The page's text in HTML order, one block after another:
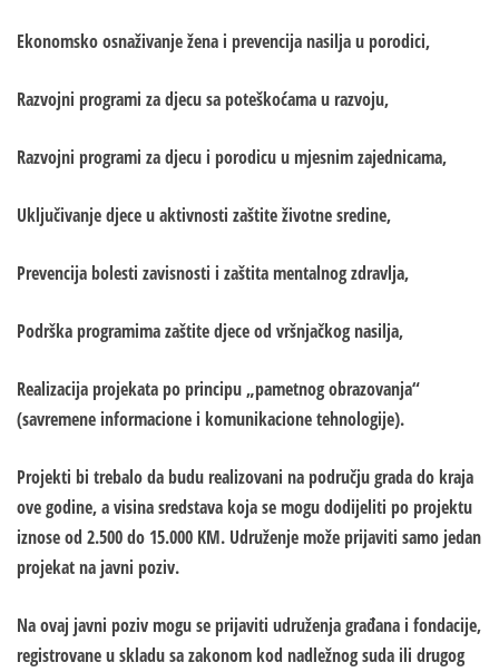
Ekonomsko osnaživanje žena i prevencija nasilja u porodici,
Razvojni programi za djecu sa poteškoćama u razvoju,
Razvojni programi za djecu i porodicu u mjesnim zajednicama,
Uključivanje djece u aktivnosti zaštite životne sredine,
Prevencija bolesti zavisnosti i zaštita mentalnog zdravlja,
Podrška programima zaštite djece od vršnjačkog nasilja,
Realizacija projekata po principu „pametnog obrazovanja“
(savremene informacione i komunikacione tehnologije).
Projekti bi trebalo da budu realizovani na području grada do kraja
ove godine, a visina sredstava koja se mogu dodijeliti po projektu
iznose od 2.500 do 15.000 KM. Udruženje može prijaviti samo jedan
projekat na javni poziv.
Na ovaj javni poziv mogu se prijaviti udruženja građana i fondacije,
registrovane u skladu sa zakonom kod nadležnog suda ili drugog